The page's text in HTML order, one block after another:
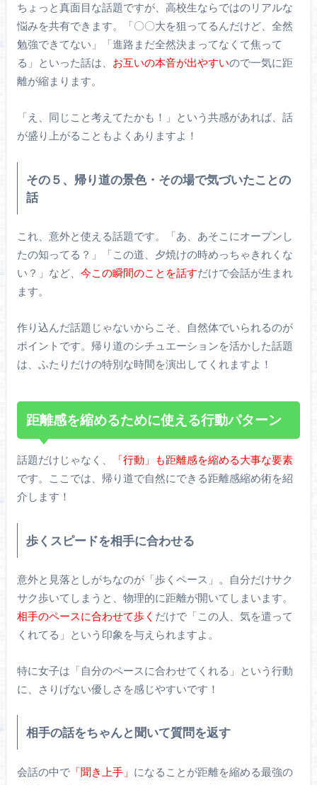
ちょっと真面目な話題ですが、高校生ならではのリアルな
悩みを共有できます。「〇〇大を狙ってるんだけど、全然
勉強できてない」「進路まだ全然決まってなくて焦って
る」といった話は、 お互いの本音が出やすいので一気に距
離が縮まります。
「え、同じこと考えてたかも！」という共感があれば、話
が盛り上がることもよくありますよ！
その５、帰り道の景色・その場で気づいたことの
話
これ、意外と使える話題です。「あ、あそこにオープンし
たの知ってる？」「この道、夕焼けの時めっちゃきれくな
い？」など、 今この瞬間のことを話すだけで会話が生まれ
ます。
作り込んだ話題じゃないからこそ、自然体でいられるのが
ポイントです。帰り道のシチュエーションを活かした話題
は、ふたりだけの特別な時間を演出してくれますよ！
距離感を縮めるために使える行動パターン
話題だけじゃなく、
「行動」も距離感を縮める大事な要素
です。ここでは、帰り道で自然にできる距離感縮め術を紹
介します！
歩くスピードを相手に合わせる
意外と見落としがちなのが「歩くペース」。自分だけサク
サク歩いてしまうと、物理的に距離が開いてしまいます。
相手のペースに合わせて歩く だけで「この人、気を遣って
くれてる」という印象を与えられますよ。
特に女子は「自分のペースに合わせてくれる」という行動
に、さりげない優しさを感じやすいです！
相手の話をちゃんと聞いて質問を返す
会話の中で「聞き上手」 になることが距離を縮める最強の